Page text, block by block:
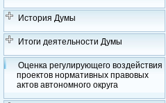
История Думы
Итоги деятельности Думы
Оценка регулирующего воздействия
проектов нормативных правовых
актов автономного округа